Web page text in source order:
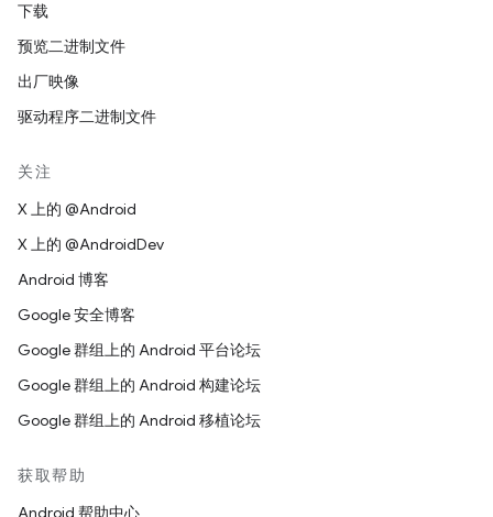
下载
预览二进制文件
出厂映像
驱动程序二进制文件
关注
X 上的 @Android
X 上的 @AndroidDev
Android 博客
Google 安全博客
Google 群组上的 Android 平台论坛
Google 群组上的 Android 构建论坛
Google 群组上的 Android 移植论坛
获取帮助
Android 帮助中心